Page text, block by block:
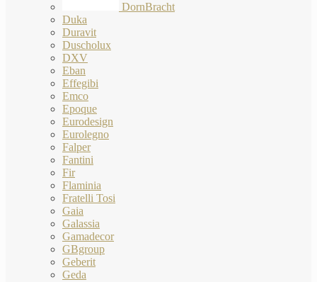
DornBracht
Duka
Duravit
Duscholux
DXV
Eban
Effegibi
Emco
Epoque
Eurodesign
Eurolegno
Falper
Fantini
Fir
Flaminia
Fratelli Tosi
Gaia
Galassia
Gamadecor
GBgroup
Geberit
Geda